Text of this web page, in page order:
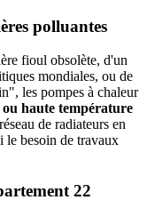
polluantes
fioul obsolète, d'un
mondiales, ou de
les pompes à chaleur
haute température
de radiateurs en
le besoin de travaux
22